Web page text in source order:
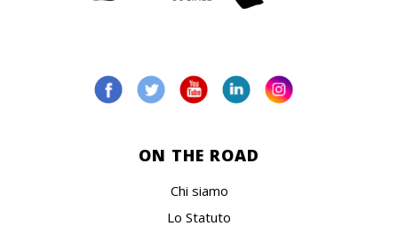
ON THE ROAD
Chi siamo
Lo Statuto